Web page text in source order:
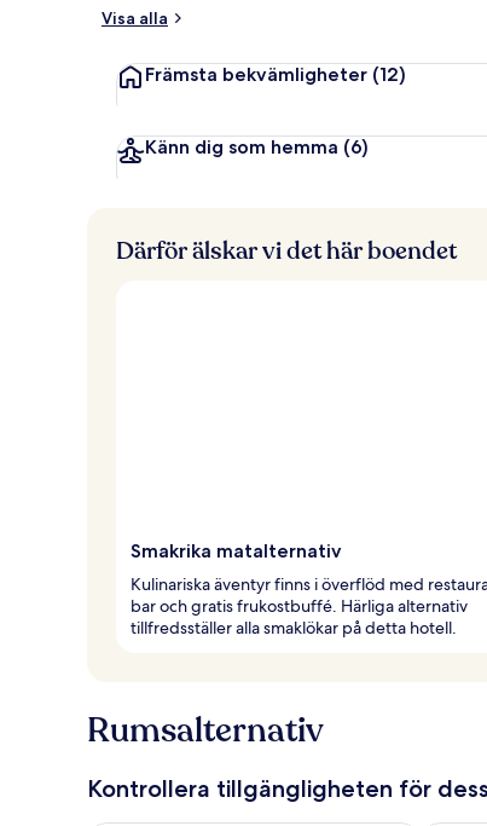
Visa alla
Främsta bekvämligheter (12)
Känn dig som hemma (6)
Därför älskar vi det här boendet
Smakrika matalternativ
Kulinariska äventyr finns i överflöd med
bar och gratis frukostbuffé. Härliga alternativ
tillfredsställer alla smaklökar på detta hotell.
Rumsalternativ
Kontrollera tillgängligheten för